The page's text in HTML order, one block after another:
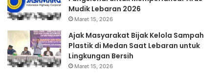
Mudik Lebaran 2026
Maret 15, 2026
Ajak Masyarakat Bijak Kelola Sampah
Plastik di Medan Saat Lebaran untuk
Lingkungan Bersih
Maret 15, 2026